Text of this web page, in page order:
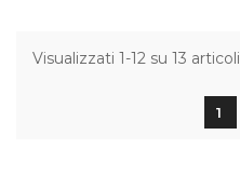
Visualizzati 1-12 su 13 articoli
1